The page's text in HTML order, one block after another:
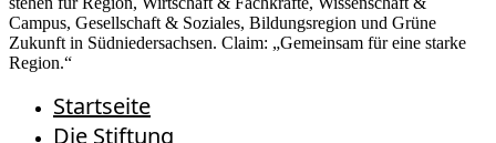
Startseite
Die Stiftung